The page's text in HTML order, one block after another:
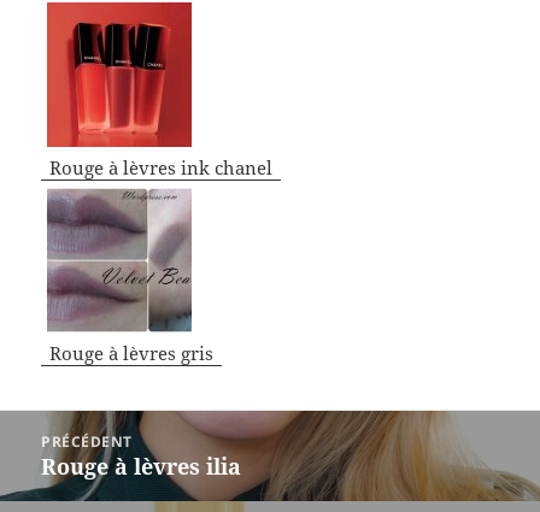
Rouge à lèvres ink chanel
Rouge à lèvres gris
Navigation
l’article
PRÉCÉDENT
Article
précédent :
Rouge à lèvres ilia